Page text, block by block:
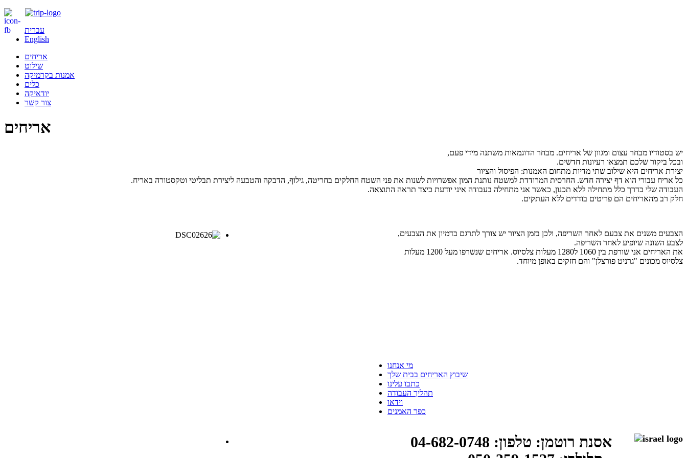
עברית
English
אריחים
שילוט
אמנות בקרמיקה
כלים
יודאיקה
צור קשר
אריחים
יש בסטודיו מבחר עצום ומגוון של אריחים. מבחר הדוגמאות משתנה מידי פעם,
ובכל ביקור שלכם תמצאו רעיונות חדשים.
יצירת אריחים היא שילוב שתי מדיות מתחום האמנות: הפיסול והציור
כל אריח עבורי הוא דף יצירה חדש. החרסית המרודדת למשטח נותנת המון אפשרויות לשנות את פני השטח החלקים בחריטה, גילוף, הדבקה והטבעה ליצירת תבליטי וטקסטורה באריח.
העבודה שלי בדרך כלל מתחילה ללא תכנון, כאשר אני מתחילה בעבודה איני יודעת כיצד תראה התוצאה.
חלק רב מהאריחים הם פריטים בודדים ללא העתקים.
הצבעים משנים את צבעם לאחר השריפה, ולכן בזמן הציור יש צורך לתרגם בדמיון את הצבעים,
לצבע השונה שיופיע לאחר השריפה.
את האריחים אני שורפת בין 1060 ל1280 מעלות צלסיוס. אריחים שנשרפו מעל 1200 מעלות
צלסיוס מכונים "גרניט פורצלן" והם חזקים באופן מיוחד.
מי אנחנו
שיבוץ האריחים בבית שלך
כתבו עלינו
תהליך העבודה
וידאו
כפר האמנים
אסנת רוטמן: טלפון: 04-682-0748